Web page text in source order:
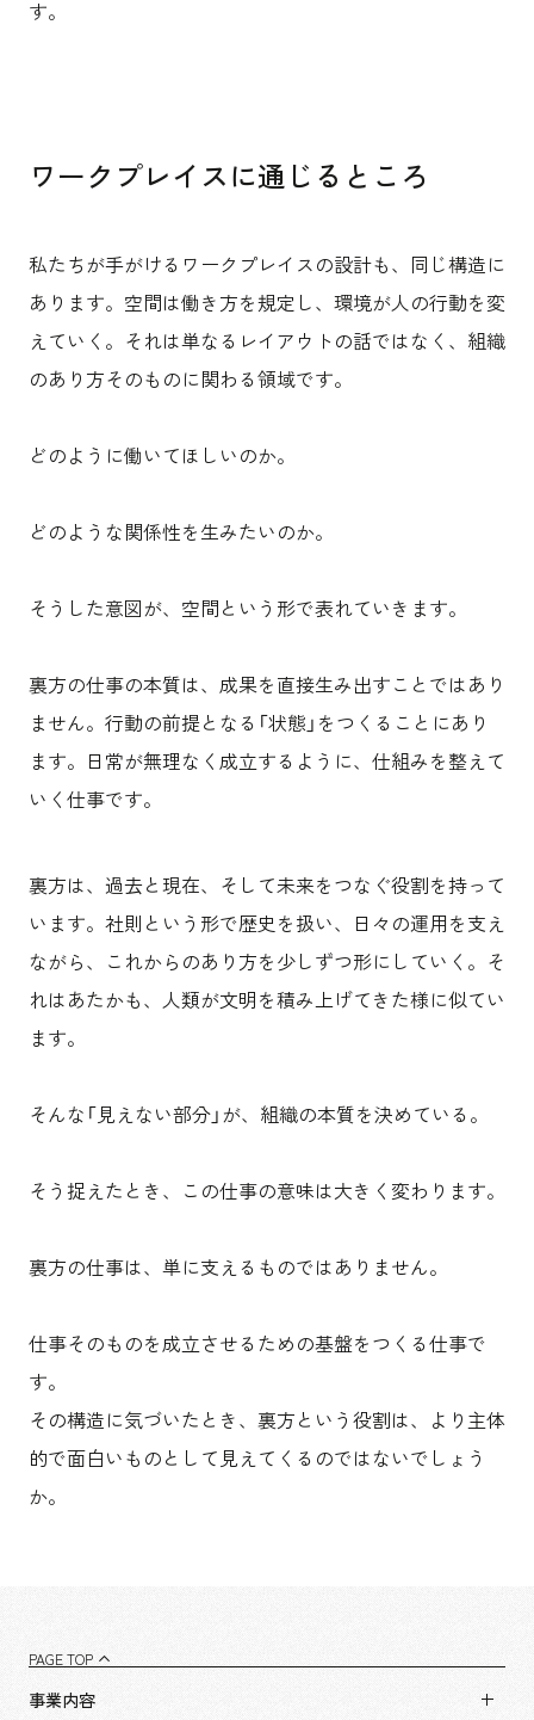
す。
ワークプレイスに通じるところ
私たちが手がけるワークプレイスの設計も、同じ構造に
あります。空間は働き方を規定し、環境が人の行動を変
えていく。それは単なるレイアウトの話ではなく、組織
のあり方そのものに関わる領域です。
どのように働いてほしいのか。
どのような関係性を生みたいのか。
そうした意図が、空間という形で表れていきます。
裏方の仕事の本質は、成果を直接生み出すことではあり
ません。行動の前提となる「状態」をつくることにあり
ます。日常が無理なく成立するように、仕組みを整えて
いく仕事です。
裏方は、過去と現在、そして未来をつなぐ役割を持って
います。社則という形で歴史を扱い、日々の運用を支え
ながら、これからのあり方を少しずつ形にしていく。そ
れはあたかも、人類が文明を積み上げてきた様に似てい
ます。
そんな「見えない部分」が、組織の本質を決めている。
そう捉えたとき、この仕事の意味は大きく変わります。
裏方の仕事は、単に支えるものではありません。
仕事そのものを成立させるための基盤をつくる仕事で
す。
その構造に気づいたとき、裏方という役割は、より主体
的で面白いものとして見えてくるのではないでしょう
か。
PAGE TOP
事業内容